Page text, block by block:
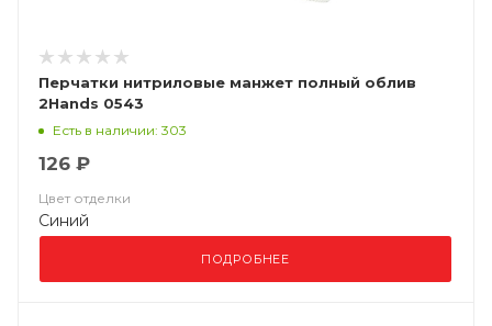
Перчатки нитриловые манжет полный облив
2Hands 0543
Есть в наличии: 303
126 ₽
Цвет отделки
Синий
ПОДРОБНЕЕ